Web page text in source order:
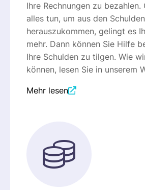
Ihre Rechnungen zu bezahlen.
alles tun, um aus den Schulden
herauszukommen, gelingt es
mehr. Dann können Sie Hilfe
Ihre Schulden zu tilgen. Wie
können, lesen Sie in unserem
Mehr lesen